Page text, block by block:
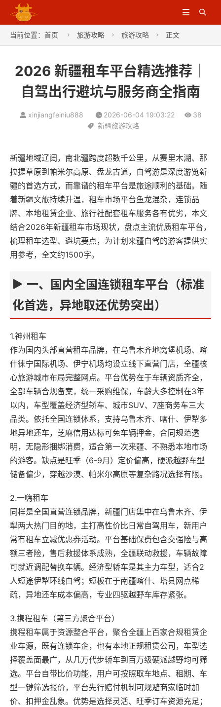


当前位置： 首页  旅游攻略  旅游攻略  正文
2026 新疆租车平台精选推荐｜
自驾出行避坑与服务商全指南
xinjiangfeiniu888 2026-06-04 19:03:22
38
新疆旅游攻略
新疆地域辽阔，南北疆跨度超数千公里，从赛里木湖、那
拉提草原到帕米尔高原、盘龙古道，自驾游是深度游览新
疆的首选方式，而靠谱的租车平台是旅途顺利的基础。随
着新疆文旅持续升温，租车市场平台鱼龙混杂，连锁品
牌、本地租赁企业、旅行社配套租车服务各有优劣，本文
结合2026年新疆租车市场现状，盘点主流优质租车平台，
梳理租车选型、避坑要点，为计划来疆自驾的游客提供实
用参考，全文约1500字。
一、国内全国连锁租车平台（标准
化首选，异地取还优势突出）
1.神州租车
作为国内头部直营租车品牌，在乌鲁木齐地窝堡机场、喀
什徕宁国际机场、伊宁机场均设立线下直营门店，全疆核
心旅游城市布局完整网点。平台优势在于车辆资质齐全，
全部车辆合规备案，统一采购维保，车龄大多控制在3年
以内，车型覆盖经济型轿车、城市SUV、7座商务车三大
品类。依托全国连锁体系，支持乌鲁木齐、喀什、伊犁多
地异地还车，芝麻信用达标可免车辆押金，合同规范透
明，无隐形捆绑消费，适合第一次来疆、不熟悉本地市场
的游客。缺点是旺季（6-9月）定价偏高，硬派越野车型
储备偏少，穿越沙漠、帕米尔高原等复杂路况选择有限。
2.一嗨租车
同样是全国直营连锁品牌，新疆门店集中在乌鲁木齐、伊
犁两大热门目的地，主打高性价比日常自驾用车，新用户
常有租车立减优惠券活动。平台基础保费包含交强险与高
额三者险，售后救援体系成熟，全疆联动救援，车辆故障
可就近调配替换车辆。经济型轿车是其主力车型，适合2
人短途伊犁环线自驾；短板在于南疆喀什、塔县网点稀
疏，异地还车成本偏高，专业四驱越野车库存紧张。
3.携程租车（第三方聚合平台）
携程租车属于资源整合平台，聚合全疆上百家合规租赁企
业车源，既有连锁车企，也有本地正规租赁公司，车型选
择覆盖面最广，从几万代步轿车到百万级硬派越野均可筛
选。平台自带比价功能，用户可按照取车地点、租期、车
型一键筛选报价，平台先行赔付机制可规避商家临时加
价、扣押金乱象。优势是选择灵活、旺季订车资源充足；